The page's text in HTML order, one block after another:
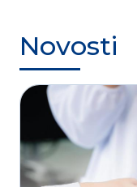
Novosti